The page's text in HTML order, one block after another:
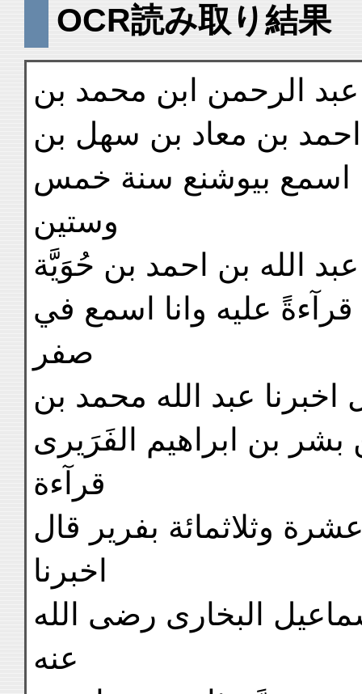
OCR読み取り結果
عبد الرحمن ابن محمد بن
بن معاد بن سهل بن
اسمع بيوشنع سنة خمس
وستين
الله بن احمد بن حُوَيَّة
عليه وانا اسمع في
صفر
اخبرنا عبد الله محمد بن
بن ابراهيم الفَرَيرى
قرآءة
وثلاثمائة بفرير قال
اخبرنا
البخارى رضى الله
عنه